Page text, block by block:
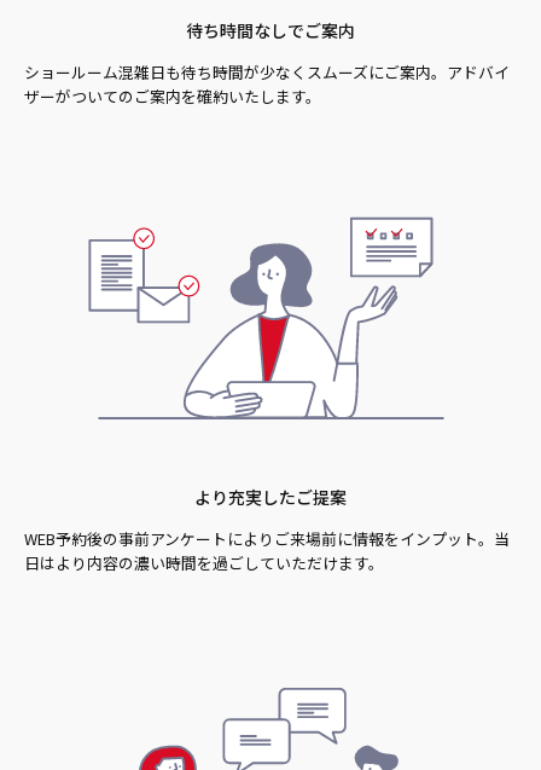
待ち時間なしでご案内
ショールーム混雑日も待ち時間が少なくスムーズにご案内。アドバイ
ザーがついてのご案内を確約いたします。
より充実したご提案
WEB予約後の事前アンケートによりご来場前に情報をインプット。当
日はより内容の濃い時間を過ごしていただけます。